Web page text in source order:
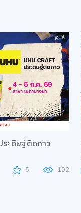
ระดิษฐ์ติดกาว
5 102